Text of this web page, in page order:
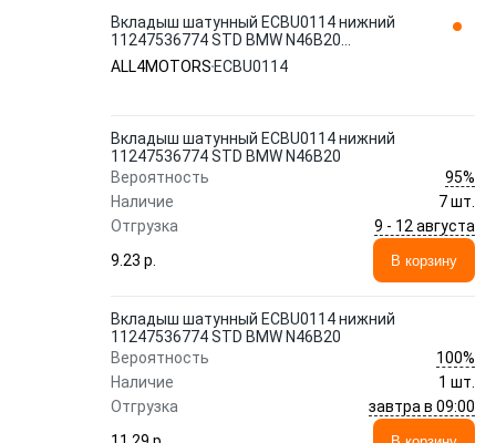
Вкладыш шатунный ECBU0114 нижний
11247536774 STD BMW N46B20
ALL4MOTORS
ALL4MOTORS ECBU0114
Вкладыш шатунный ECBU0114 нижний
11247536774 STD BMW N46B20
Вероятность
95%
Наличие
7 шт.
Отгрузка
9 - 12 августа
9.23 p.
В корзину
Вкладыш шатунный ECBU0114 нижний
11247536774 STD BMW N46B20
Вероятность
100%
Наличие
1 шт.
Отгрузка
завтра в 09:00